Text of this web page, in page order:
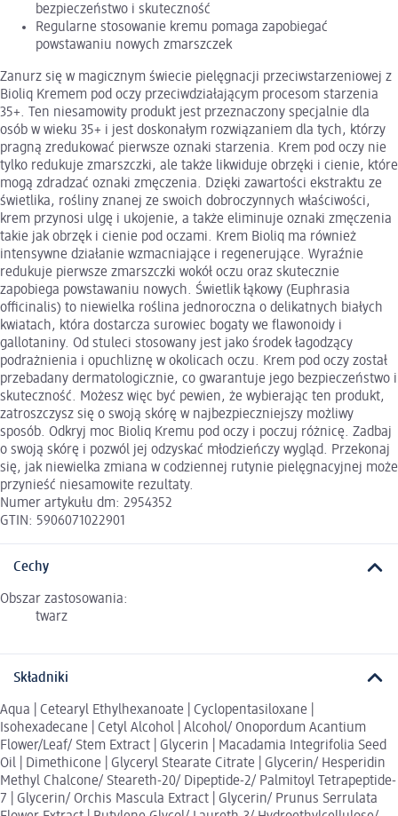
bezpieczeństwo i skuteczność
Regularne stosowanie kremu pomaga zapobiegać
powstawaniu nowych zmarszczek
Zanurz się w magicznym świecie pielęgnacji przeciwstarzeniowej z
Bioliq Kremem pod oczy przeciwdziałającym procesom starzenia
35+. Ten niesamowity produkt jest przeznaczony specjalnie dla
osób w wieku 35+ i jest doskonałym rozwiązaniem dla tych, którzy
pragną zredukować pierwsze oznaki starzenia. Krem pod oczy nie
tylko redukuje zmarszczki, ale także likwiduje obrzęki i cienie, które
mogą zdradzać oznaki zmęczenia. Dzięki zawartości ekstraktu ze
świetlika, rośliny znanej ze swoich dobroczynnych właściwości,
krem przynosi ulgę i ukojenie, a także eliminuje oznaki zmęczenia
takie jak obrzęk i cienie pod oczami. Krem Bioliq ma również
intensywne działanie wzmacniające i regenerujące. Wyraźnie
redukuje pierwsze zmarszczki wokół oczu oraz skutecznie
zapobiega powstawaniu nowych. Świetlik łąkowy (Euphrasia
officinalis) to niewielka roślina jednoroczna o delikatnych białych
kwiatach, która dostarcza surowiec bogaty we flawonoidy i
gallotaniny. Od stuleci stosowany jest jako środek łagodzący
podrażnienia i opuchliznę w okolicach oczu. Krem pod oczy został
przebadany dermatologicznie, co gwarantuje jego bezpieczeństwo i
skuteczność. Możesz więc być pewien, że wybierając ten produkt,
zatroszczysz się o swoją skórę w najbezpieczniejszy możliwy
sposób. Odkryj moc Bioliq Kremu pod oczy i poczuj różnicę. Zadbaj
o swoją skórę i pozwól jej odzyskać młodzieńczy wygląd. Przekonaj
się, jak niewielka zmiana w codziennej rutynie pielęgnacyjnej może
przynieść niesamowite rezultaty.
Numer artykułu dm: 2954352
GTIN: 5906071022901
Cechy
Obszar zastosowania:
twarz
Składniki
Aqua | Cetearyl Ethylhexanoate | Cyclopentasiloxane |
Isohexadecane | Cetyl Alcohol | Alcohol/ Onopordum Acantium
Flower/Leaf/ Stem Extract | Glycerin | Macadamia Integrifolia Seed
Oil | Dimethicone | Glyceryl Stearate Citrate | Glycerin/ Hesperidin
Methyl Chalcone/ Steareth-20/ Dipeptide-2/ Palmitoyl Tetrapeptide-
7 | Glycerin/ Orchis Mascula Extract | Glycerin/ Prunus Serrulata